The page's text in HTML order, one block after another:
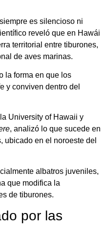
es silencioso ni
reveló que en Hawái
territorial entre tiburones,
de aves marinas.
la forma en que los
y conviven dentro del
University of Hawaii y
, analizó lo que sucede en
ubicado en el noroeste del
albatros juveniles,
que modifica la
de tiburones.
por las